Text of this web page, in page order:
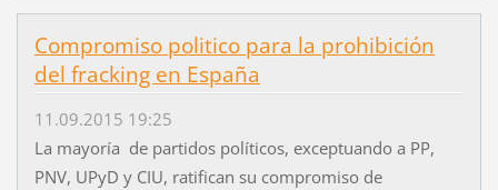
Compromiso politico para la prohibición
del fracking en España
11.09.2015 19:25
La mayoría de partidos políticos, exceptuando a PP,
PNV, UPyD y CIU, ratifican su compromiso de